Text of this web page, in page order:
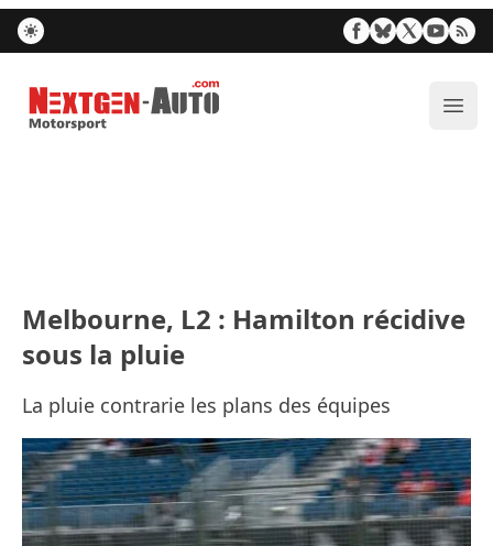
Nextgen-Auto.com
Melbourne, L2 : Hamilton récidive
sous la pluie
La pluie contrarie les plans des équipes